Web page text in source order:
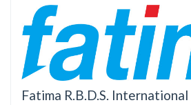
Fatima R.B.D.S. International